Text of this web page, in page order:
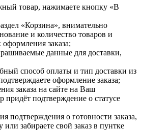
товар, нажимаете кнопку «В
«Корзина», внимательно
и количество товаров и
оформления заказа;
данные для доставки,
способ оплаты и тип доставки из
оформление заказа;
заказа на сайте на Ваш
придёт подтверждение о статусе
подтверждения о готовности заказа,
или забираете свой заказ в пунтке